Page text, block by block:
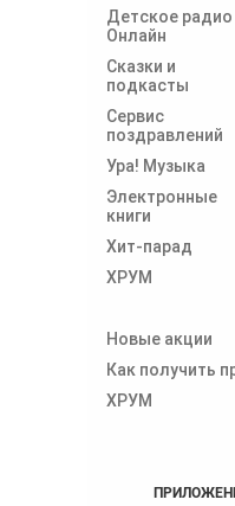
Детское радио
Онлайн
Сказки и
подкасты
Сервис
поздравлений
Ура! Музыка
Электронные
книги
Хит-парад
ХРУМ
Новые акции
Как получить
ХРУМ